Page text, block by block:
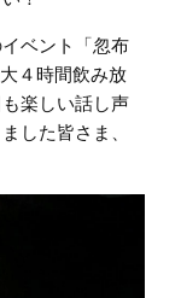
ベント「忽布
４時間飲み放
楽しい話し声
した皆さま、